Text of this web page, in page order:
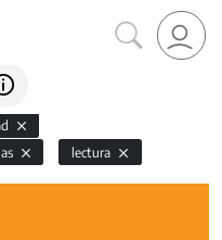
lectura